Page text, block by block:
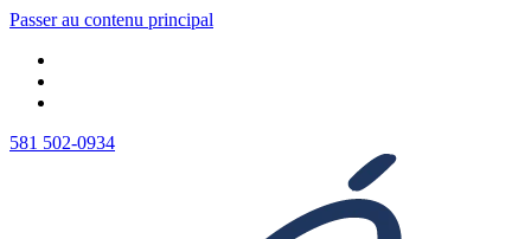
Passer au contenu principal
581 502-0934